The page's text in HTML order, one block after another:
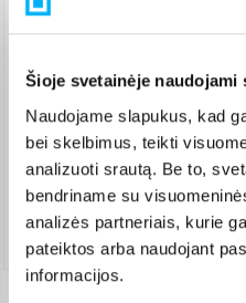
Šioje svetainėje naudojami
Naudojame slapukus, kad
bei skelbimus, teikti
analizuoti srautą. Be to,
bendriname su
analizės partneriais, kurie
pateiktos arba naudojant
informacijos.
Pristato ir šeštadienį
DPD kurjeris (3,99 €)
Rugpjūtis 12d. - Rugpjūtis 17d.
DPD paštomatas (3,99 €
Pristato ir šeštadienį
Rugpjūtis 12d. - Rugpjūtis 17d.
Atsiėmimas Veiverių g.
Rugpjūtis 12d. - Rugpjūtis